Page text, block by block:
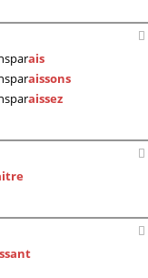
ais
aissons
aissez